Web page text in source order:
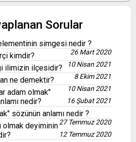
Sorular
simgesi nedir ?
26 Mart 2020
kimdir?
10 Nisan 2021
ilimizin ilçesidir?
8 Ekim 2021
ne demektir?
10 Nisan 2021
adam olmak"
nedir?
16 Şubat 2021
sözünün anlamı nedir ?
27 Temmuz 2020
olmak deyiminin
12 Temmuz 2020